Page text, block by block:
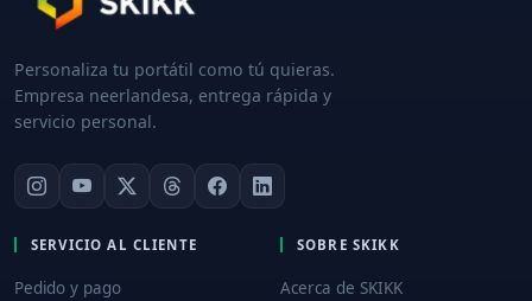
Personaliza tu portátil como tú quieras.
Empresa neerlandesa, entrega rápida y
servicio personal.
SERVICIO AL CLIENTE
Pedido y pago
SOBRE SKIKK
Acerca de SKIKK